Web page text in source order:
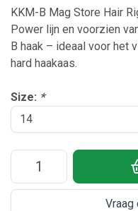
KKM-B Mag Store Hair
Power lijn en voorzien
B haak – ideaal voor het
hard haakaas.
Size: *
Vraag